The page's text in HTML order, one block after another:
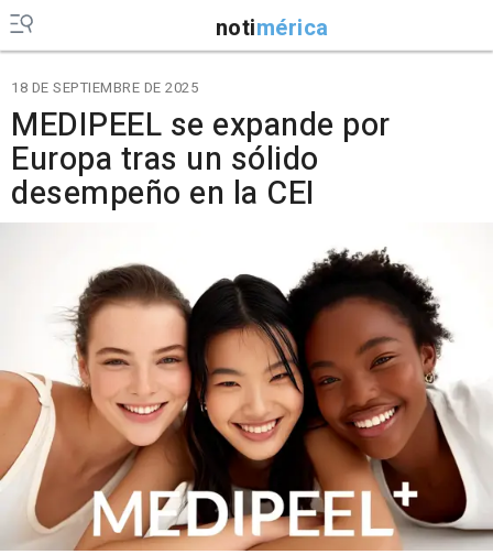
notimérica
18 DE SEPTIEMBRE DE 2025
MEDIPEEL se expande por
Europa tras un sólido
desempeño en la CEI